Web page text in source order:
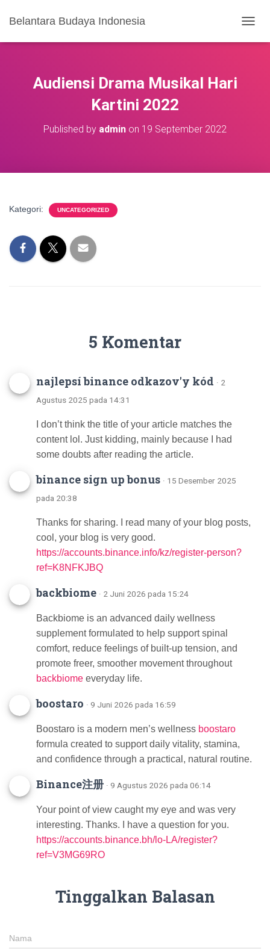
Belantara Budaya Indonesia
O
Audiensi Drama Musikal Hari
Kartini 2022
Published by admin on 19 September 2022
Kategori: UNCATEGORIZED
5 Komentar
najlepsí binance odkazov'y kód · 2
Agustus 2025 pada 14:31
I don’t think the title of your article matches the
content lol. Just kidding, mainly because I had
some doubts after reading the article.
binance sign up bonus · 15 Desember 2025
pada 20:38
Thanks for sharing. I read many of your blog posts,
cool, your blog is very good.
https://accounts.binance.info/kz/register-person?
ref=K8NFKJBQ
backbiome · 2 Juni 2026 pada 15:24
Backbiome is an advanced daily wellness
supplement formulated to help support spinal
comfort, reduce feelings of built-up tension, and
promote freer, smoother movement throughout
backbiome everyday life.
boostaro · 9 Juni 2026 pada 16:59
Boostaro is a modern men’s wellness boostaro
formula created to support daily vitality, stamina,
and confidence through a practical, natural routine.
Binance注册 · 9 Agustus 2026 pada 06:14
Your point of view caught my eye and was very
interesting. Thanks. I have a question for you.
https://accounts.binance.bh/lo-LA/register?
ref=V3MG69RO
Tinggalkan Balasan
Nama